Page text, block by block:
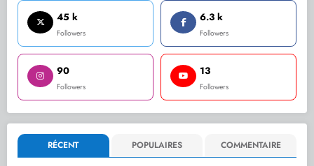
45 k
Followers
6.3 k
Followers
90
Followers
13
Followers
RÉCENT POPULAIRES COMMENTAIRE